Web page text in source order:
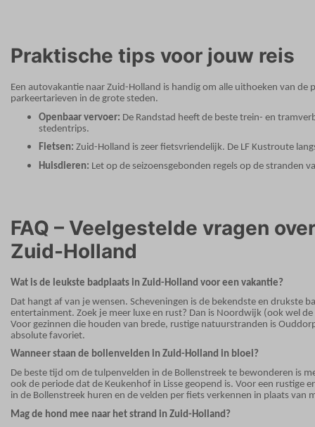
Praktische tips voor jouw reis
Een autovakantie naar Zuid-Holland is handig om alle uithoeken van
parkeertarieven in de grote steden.
Openbaar vervoer: De Randstad heeft de beste trein- en
stedentrips.
Fietsen: Zuid-Holland is zeer fietsvriendelijk. De LF Kustroute
Huisdieren: Let op de seizoensgebonden regels op de stranden
FAQ – Veelgestelde vragen
Zuid-Holland
Wat is de leukste badplaats in Zuid-Holland voor een vakantie?
Dat hangt af van je wensen. Scheveningen is de bekendste en drukste
entertainment. Zoek je meer luxe en rust? Dan is Noordwijk (ook wel
Voor gezinnen die houden van brede, rustige natuurstranden is
absolute favoriet.
Wanneer staan de bollenvelden in Zuid-Holland in bloei?
De beste tijd om de tulpenvelden in de Bollenstreek te bewonderen is
ook de periode dat de Keukenhof in Lisse geopend is. Voor een rustige
in de Bollenstreek huren en de velden per fiets verkennen in plaats van
Mag de hond mee naar het strand in Zuid-Holland?